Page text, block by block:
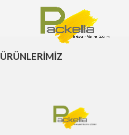
ÜRÜNLERİMİZ